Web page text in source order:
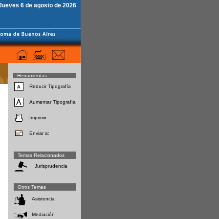
6 de agosto de 2026
Herramientas
Reducir Tipografía
Aumentar Tipografía
Imprimir
Enviar a:
Temas Relacionados
Jurisprudencia
Otros Temas
Asistencia
Mediación